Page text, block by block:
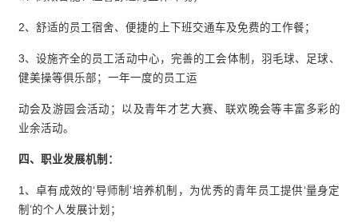
2、舒适的员工宿舍、便捷的上下班交通车及免费的工作餐；
3、设施齐全的员工活动中心，完善的工会体制，羽毛球、足球、
健美操等俱乐部；一年一度的员工运
动会及游园会活动；以及青年才艺大赛、联欢晚会等丰富多彩的
业余活动。
四、职业发展机制：
1、卓有成效的‘导师制’培养机制，为优秀的青年员工提供‘量身定
制’的个人发展计划；